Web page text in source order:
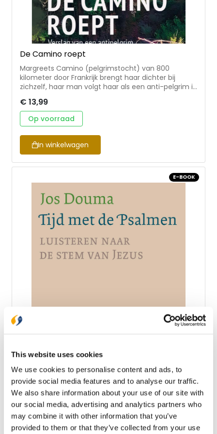
This website uses cookies
We use cookies to personalise content and ads, to
provide social media features and to analyse our traffic.
We also share information about your use of our site with
our social media, advertising and analytics partners who
may combine it with other information that you’ve
provided to them or that they’ve collected from your use
De Camino roept
Margreets Camino (pelgrimstocht) van 800
kilometer door Frankrijk brengt haar dichter bij
zichzelf, haar man volgt haar als een anti-pelgrim in
verrassend in Lourdes, een van de belangrijkste
pelgrimsoorden die er is. Het is een fijnzinnig boek
waarmee de auteur reflecteert op het pelgrimeren
diepzinnige gedachten en een echte (en kritische)
kijk in het leven van de pelgrim.
€ 13,99
Op voorraad
In winkelwagen
E-BOOK
Tijd met de Psalmen
Ben je op zoek naar een eenvoudige en toch
Psalmen? Zoek je vernieuwing van je dagelijkse
bij elke psalm een heel korte overdenking over één
vers. Je wordt uitgenodigd om volgens de vier
stappen van de lectio divina dit ene psalmwoord
binnen te laten komen: 1) lezen 2) overdenken 3)
bidden 4) verstillen Je kunt elke lectio ook
beluisteren als een podcast van drie minuten. Laat
je 150 dagen lang op eenvoudige manier inspireren
€ 11,99
Op voorraad
In winkelwagen